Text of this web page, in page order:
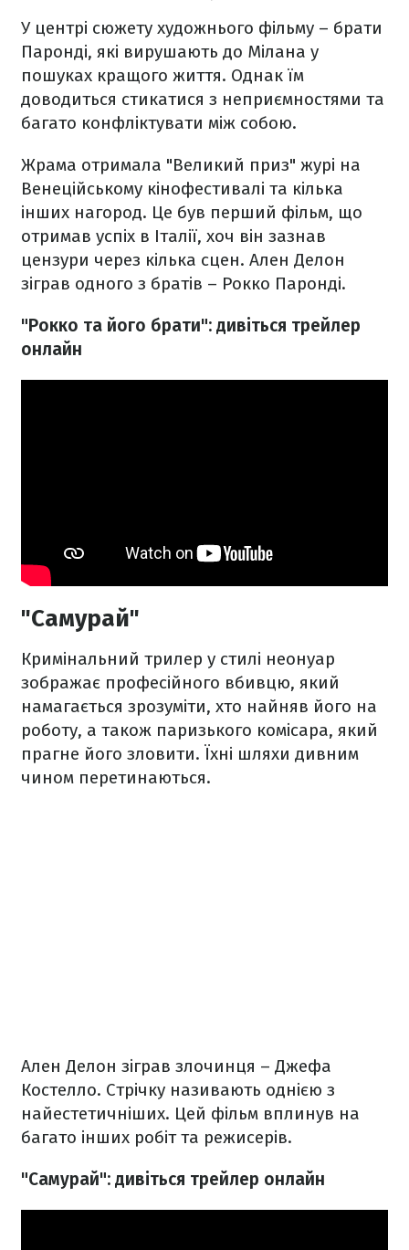
У центрі сюжету художнього фільму – брати
Паронді, які вирушають до Мілана у
пошуках кращого життя. Однак їм
доводиться стикатися з неприємностями та
багато конфліктувати між собою.
Жрама отримала "Великий приз" журі на
Венеційському кінофестивалі та кілька
інших нагород. Це був перший фільм, що
отримав успіх в Італії, хоч він зазнав
цензури через кілька сцен. Ален Делон
зіграв одного з братів – Рокко Паронді.
"Рокко та його брати": дивіться трейлер
онлайн
"Самурай"
Кримінальний трилер у стилі неонуар
зображає професійного вбивцю, який
намагається зрозуміти, хто найняв його на
роботу, а також паризького комісара, який
прагне його зловити. Їхні шляхи дивним
чином перетинаються.
Ален Делон зіграв злочинця – Джефа
Костелло. Стрічку називають однією з
найестетичніших. Цей фільм вплинув на
багато інших робіт та режисерів.
"Самурай": дивіться трейлер онлайн